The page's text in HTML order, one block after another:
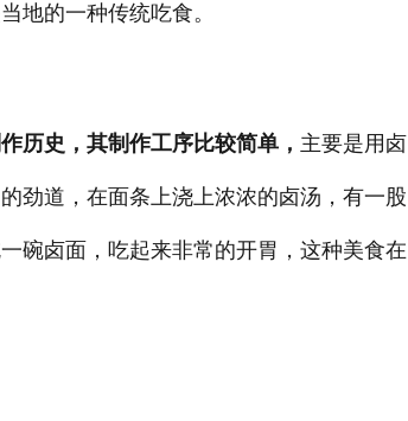
地的一种传统吃食。
历史，其制作工序比较简单， 主要是用卤
劲道，在面条上浇上浓浓的卤汤，有一股
碗卤面，吃起来非常的开胃，这种美食在